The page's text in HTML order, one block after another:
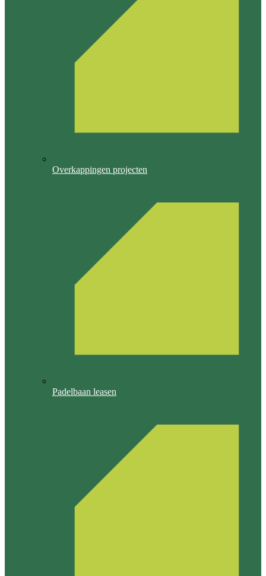
Overkappingen projecten
Padelbaan leasen